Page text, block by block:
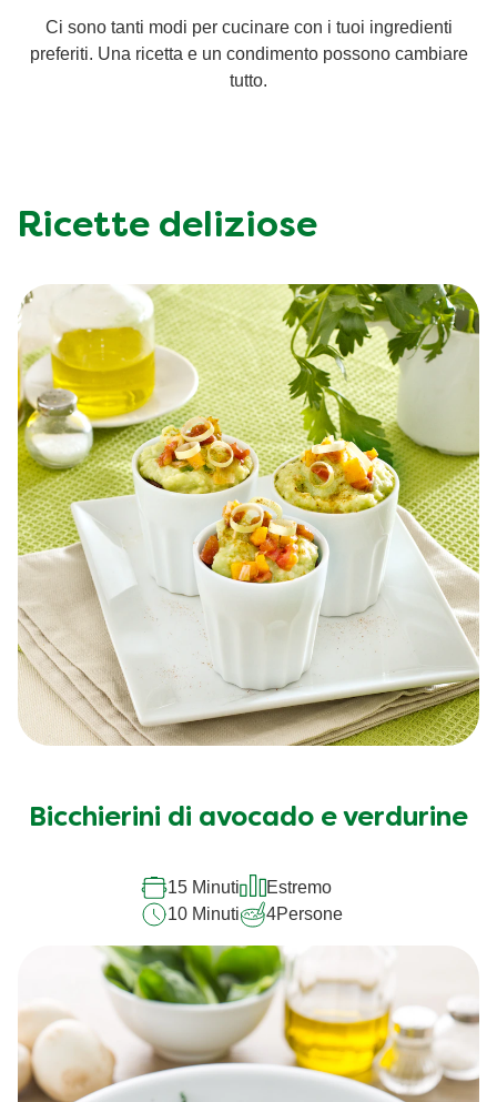
Ricette a base di cereali
Insaporitori
Ci sono tanti modi per cucinare con i tuoi ingredienti
preferiti. Una ricetta e un condimento possono cambiare
tutto.
Ricette deliziose
Bicchierini di avocado e verdurine
15 Minuti
Estremo
10 Minuti
4Persone